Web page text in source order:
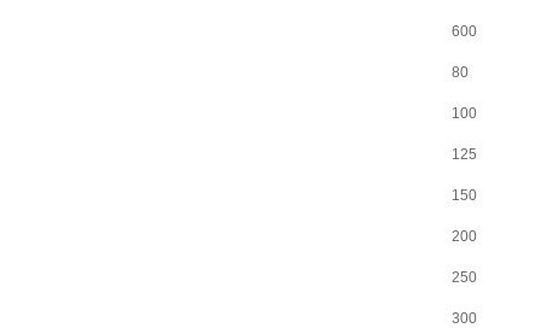
600
80
100
125
150
200
250
300